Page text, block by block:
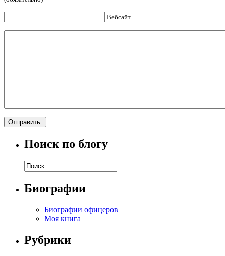
Вебсайт
Поиск по блогу
Биографии
Биографии офицеров
Моя книга
Рубрики